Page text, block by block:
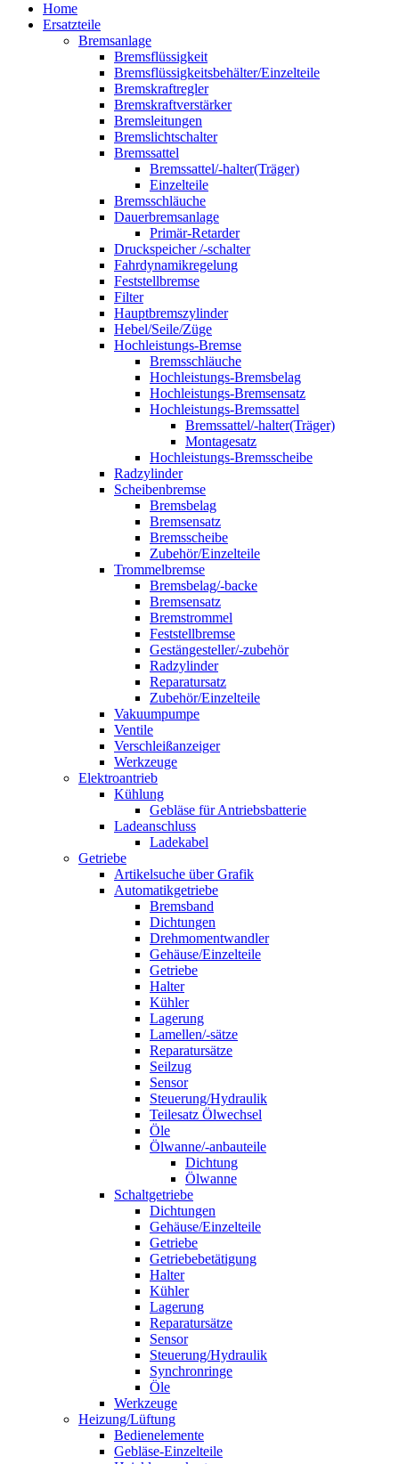
Home
Ersatzteile
Bremsanlage
Bremsflüssigkeit
Bremsflüssigkeitsbehälter/Einzelteile
Bremskraftregler
Bremskraftverstärker
Bremsleitungen
Bremslichtschalter
Bremssattel
Bremssattel/-halter(Träger)
Einzelteile
Bremsschläuche
Dauerbremsanlage
Primär-Retarder
Druckspeicher /-schalter
Fahrdynamikregelung
Feststellbremse
Filter
Hauptbremszylinder
Hebel/Seile/Züge
Hochleistungs-Bremse
Bremsschläuche
Hochleistungs-Bremsbelag
Hochleistungs-Bremsensatz
Hochleistungs-Bremssattel
Bremssattel/-halter(Träger)
Montagesatz
Hochleistungs-Bremsscheibe
Radzylinder
Scheibenbremse
Bremsbelag
Bremsensatz
Bremsscheibe
Zubehör/Einzelteile
Trommelbremse
Bremsbelag/-backe
Bremsensatz
Bremstrommel
Feststellbremse
Gestängesteller/-zubehör
Radzylinder
Reparatursatz
Zubehör/Einzelteile
Vakuumpumpe
Ventile
Verschleißanzeiger
Werkzeuge
Elektroantrieb
Kühlung
Gebläse für Antriebsbatterie
Ladeanschluss
Ladekabel
Getriebe
Artikelsuche über Grafik
Automatikgetriebe
Bremsband
Dichtungen
Drehmomentwandler
Gehäuse/Einzelteile
Getriebe
Halter
Kühler
Lagerung
Lamellen/-sätze
Reparatursätze
Seilzug
Sensor
Steuerung/Hydraulik
Teilesatz Ölwechsel
Öle
Ölwanne/-anbauteile
Dichtung
Ölwanne
Schaltgetriebe
Dichtungen
Gehäuse/Einzelteile
Getriebe
Getriebebetätigung
Halter
Kühler
Lagerung
Reparatursätze
Sensor
Steuerung/Hydraulik
Synchronringe
Öle
Werkzeuge
Heizung/Lüftung
Bedienelemente
Gebläse-Einzelteile